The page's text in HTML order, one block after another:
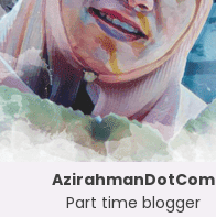
AzirahmanDotCom
Part time blogger